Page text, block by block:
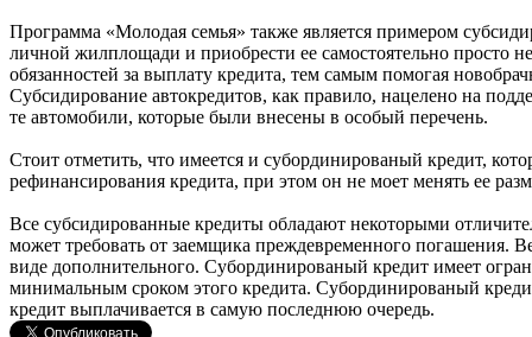
Программа «Молодая семья» также является примером
личной жилплощади и приобрести ее самостоятельно просто
обязанностей за выплату кредита, тем самым помогая
Субсидирование автокредитов, как правило, нацелено на
те автомобили, которые были внесены в особый перечень.
Стоит отметить, что имеется и субординированый кредит,
рефинансирования кредита, при этом он не моет менять ее
Все субсидированные кредиты обладают некоторыми
может требовать от заемщика преждевременного погашения.
виде дополнительного. Субординированый кредит имеет
минимальным сроком этого кредита. Субординированый
кредит выплачивается в самую последнюю очередь.